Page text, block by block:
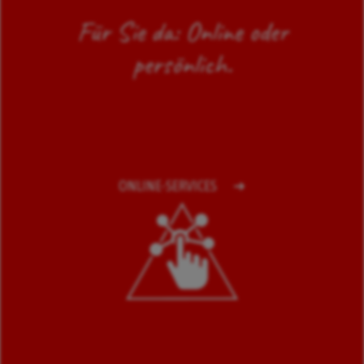
Für Sie da: Online oder
persönlich.
ONLINE-SERVICES